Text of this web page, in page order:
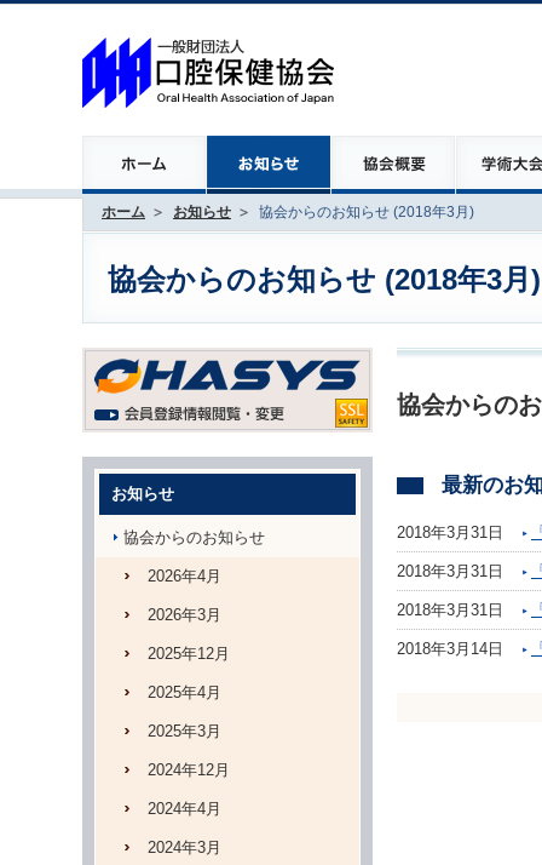
ホーム お知らせ 協会からのお知らせ (2018年3月)
協会からのお知らせ (2018年3月)
協会からの
最新のお
2018年3月31日
2018年3月31日
2018年3月31日
2018年3月14日
お知らせ
協会からのお知らせ
2026年4月
2026年3月
2025年12月
2025年4月
2025年3月
2024年12月
2024年4月
2024年3月